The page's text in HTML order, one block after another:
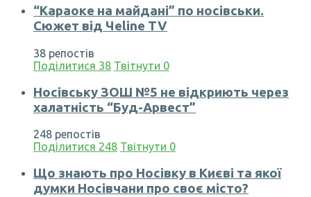
“Караоке на майдані” по носівськи.
Сюжет від Чеline TV
38 репостів
Поділитися 38 Твітнути 0
Носівську ЗОШ №5 не відкриють через
халатність “Буд-Арвест”
248 репостів
Поділитися 248 Твітнути 0
Що знають про Носівку в Києві та якої
думки Носівчани про своє місто?